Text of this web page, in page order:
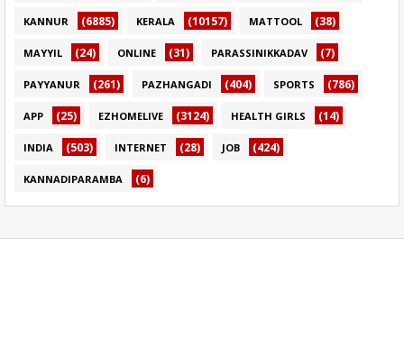
KANNUR (6885) KERALA (10157) MATTOOL (38)
MAYYIL (24) ONLINE (31) PARASSINIKKADAV (7)
PAYYANUR (261) PAZHANGADI (404) SPORTS (786)
APP (25) EZHOMELIVE (3124) HEALTH GIRLS (14)
INDIA (503) INTERNET (28) JOB (424)
KANNADIPARAMBA (6)